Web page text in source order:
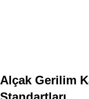
Alçak Gerilim